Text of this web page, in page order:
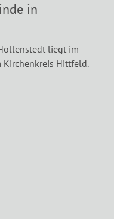
in
liegt im
Kirchenkreis Hittfeld.